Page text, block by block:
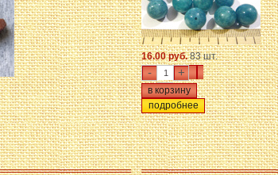
16.00 руб.83 шт.
- +
подробнее